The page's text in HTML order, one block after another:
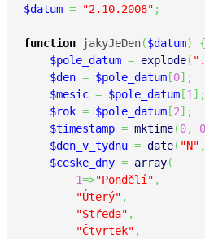
$datum = "2.10.2008" ;
function jakyJeDen($datum)
{
$pole_datum = explode(
$den = $pole_datum [0] ;
$mesic = $pole_datum [1 ] ;
$rok = $pole_datum [2] ;
$timestamp = mktime(0, 0
$den_v_tydnu = date( "N" ,
$ceske_dny = array(
1=>"Pondělí" ,
"Úterý" ,
"Středa" ,
"Čtvrtek" ,